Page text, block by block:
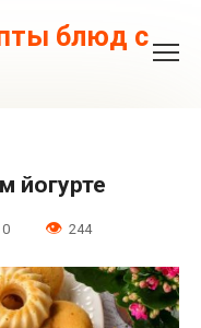
блюд с
йогурте
0 244